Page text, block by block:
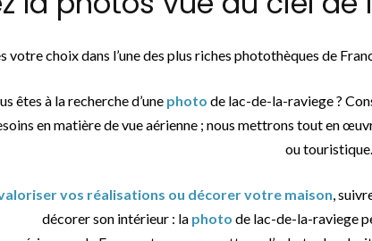
votre choix dans l’une des plus riches photothèques de
êtes à la recherche d’une photo de lac-de-la-raviege ?
en matière de vue aérienne ; nous mettrons tout en
ou touristique.
vos réalisations ou décorer votre maison,
décorer son intérieur : la photo de lac-de-la-raviege